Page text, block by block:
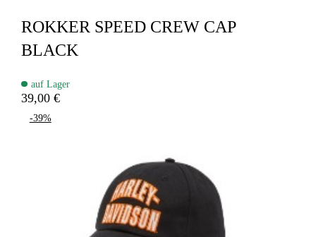
ROKKER SPEED CREW CAP
BLACK
auf Lager
39,00 €
-39%